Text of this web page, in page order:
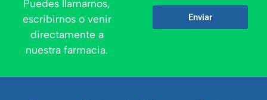
Puedes llamarnos,
escribirnos o venir
directamente a
nuestra farmacia.
Enviar